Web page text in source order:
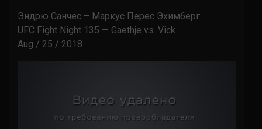
Эндрю Санчес – Маркус Перес Эхимберг
UFC Fight Night 135 — Gaethje vs. Vick
Aug / 25 / 2018